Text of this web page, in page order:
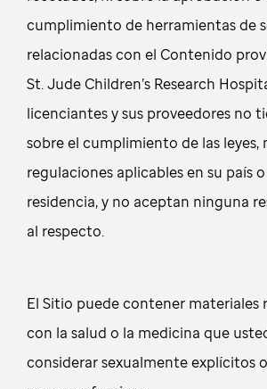
cumplimiento de herramientas de
relacionadas con el Contenido
St. Jude Children’s Research
licenciantes y sus proveedores no
sobre el cumplimiento de las leyes,
regulaciones aplicables en su país
residencia, y no aceptan ninguna
al respecto.
El Sitio puede contener materiales
con la salud o la medicina que
considerar sexualmente explícitos